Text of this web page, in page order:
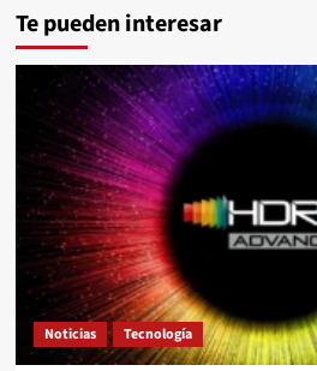
Te pueden interesar
Noticias Tecnología